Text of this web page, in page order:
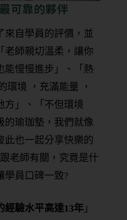
可靠的夥伴
來自學員的評價，並
老師親切溫柔，讓你
能慢慢進步」、「熱
環境 ，充滿能量 ，
方」、「不但環境
的瑜珈墊，我們就像
此也一起分享快樂的
老師有關，究竟是什
學員口碑一致?
經驗水平高達13年 」